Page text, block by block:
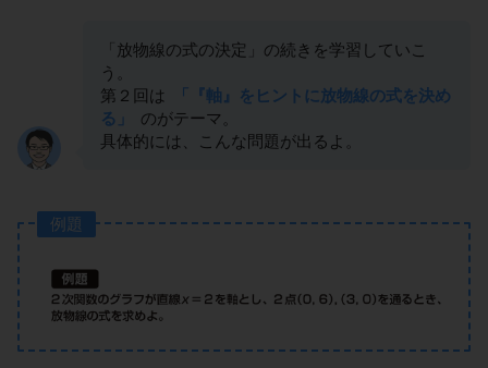
「放物線の式の決定」の続きを学習していこ
う。
第２回は
「『軸』をヒントに放物線の式を決め
る」
のがテーマ。
具体的には、こんな問題が出るよ。
例題